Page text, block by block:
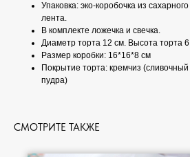
Упаковка: эко-коробочка из
лента.
В комплекте ложечка и свечка.
Диаметр торта 12 см. Высота торта
Размер коробки: 16*16*8 см
Покрытие торта: кремчиз
пудра)
СМОТРИТЕ ТАКЖЕ